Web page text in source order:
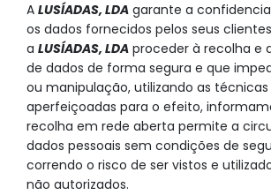
A LUSÍADAS, LDA garante a
os dados fornecidos pelos seus
a LUSÍADAS, LDA proceder à recolha e
de dados de forma segura e que
ou manipulação, utilizando as técnicas
aperfeiçoadas para o efeito,
recolha em rede aberta permite a
dados pessoais sem condições de
correndo o risco de ser vistos e
não autorizados.